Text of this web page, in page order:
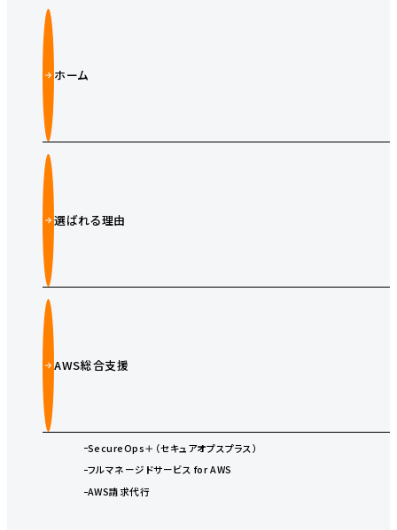
ホーム
選ばれる理由
AWS総合支援
SecureOps＋（セキュアオプスプラス）
フルマネージドサービス for AWS
AWS請求代行